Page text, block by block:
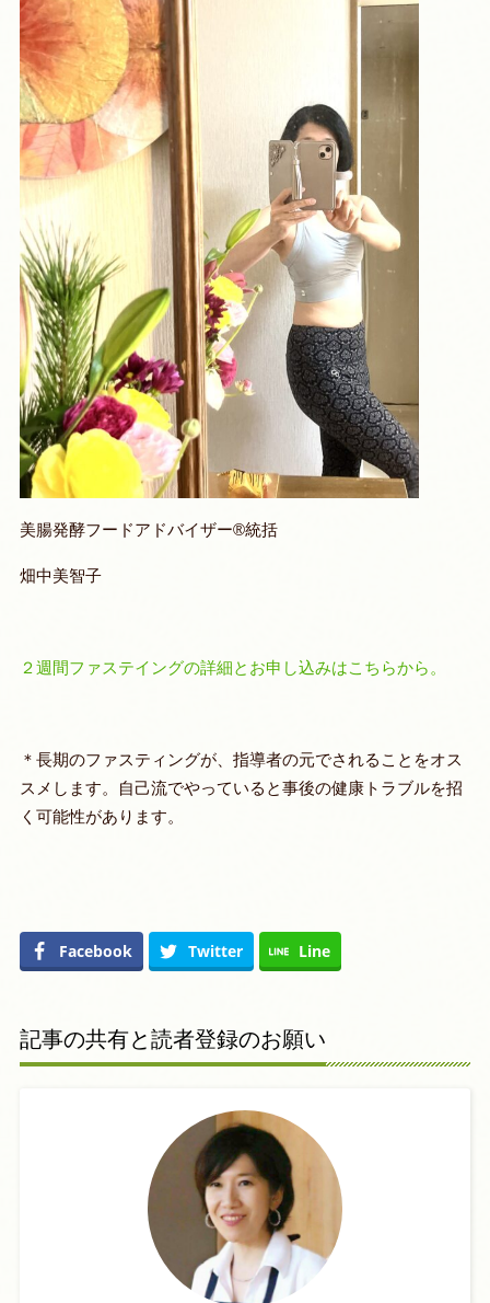
美腸発酵フードアドバイザー®︎統括
畑中美智子
２週間ファステイングの詳細とお申し込みはこちらから。
＊ 長期のファスティングが、指導者の元でされることをオス
スメします。自己流でやっていると事後の健康トラブルを招
く可能性があります。
Facebook Twitter Line
記事の共有と読者登録のお願い